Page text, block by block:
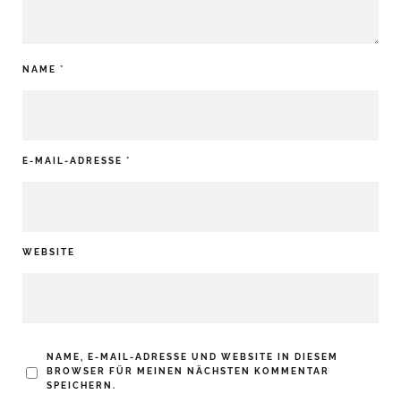
NAME *
E-MAIL-ADRESSE *
WEBSITE
NAME, E-MAIL-ADRESSE UND WEBSITE IN DIESEM
BROWSER FÜR MEINEN NÄCHSTEN KOMMENTAR
SPEICHERN.